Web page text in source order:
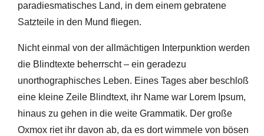
paradiesmatisches Land, in dem einem gebratene
Satzteile in den Mund fliegen.
Nicht einmal von der allmächtigen Interpunktion werden
die Blindtexte beherrscht – ein geradezu
unorthographisches Leben. Eines Tages aber beschloß
eine kleine Zeile Blindtext, ihr Name war Lorem Ipsum,
hinaus zu gehen in die weite Grammatik. Der große
Oxmox riet ihr davon ab, da es dort wimmele von bösen